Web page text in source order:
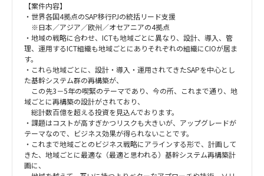
【案件内容】
・世界各国4拠点のSAP移行PJの統括リード支援
※日本／アジア／欧州／オセアニアの4拠点
・地域の戦略に合わせ、ICTも地域ごとに異なり、設計、導入、管
理、運用するICT組織も地域ごとにありそれぞれの組織にCIOが居ま
す。
・これら地域ごとに、設計・導入・運用されてきたSAPを中心とし
た基幹システム群の再構築が、
この先3－5年の喫緊のテーマであり、今の所、これまで通り、地
域ごとに再構築の設計がされており、
総計数百億を超える投資を見込んでおります。
・課題はコストが高すぎかつリスクも大きいが、アップグレードが
テーマなので、ビジネス効果が得られないことです。
・これまで地域ごとのビジネス戦略にアラインする形で、計画して
きた、地域ごとに最適な（最適と思われる）基幹システム再構築計
画に、